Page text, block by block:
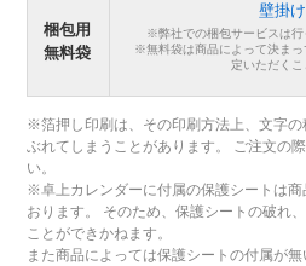
梱包用
無料袋
壁掛
※弊社での梱包サービスは行
※無料袋は商品によって決まっ
定いただくこ
※箔押し印刷は、その印刷方法上、文字
ぶれてしまうことがあります。 ご注文の
い。
※卓上カレンダーに付属の保護シートは
おります。 そのため、保護シートの破れ
ことができかねます。
また商品によっては保護シートの付属が